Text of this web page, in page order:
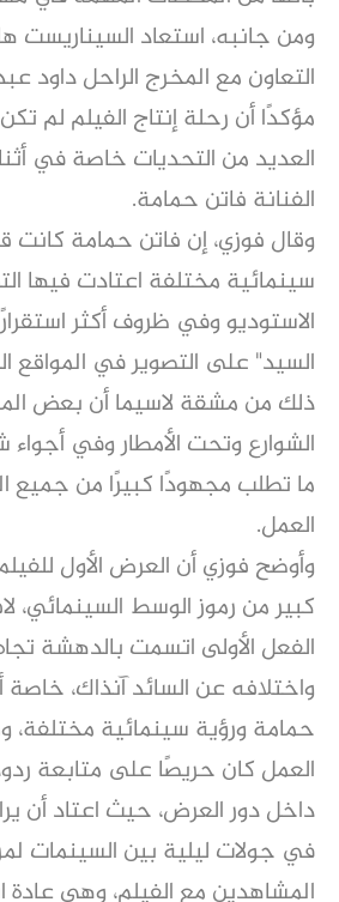
ومن جانبه، استعاد السيناريست
التعاون مع المخرج الراحل داود
مؤكدًا أن رحلة إنتاج الفيلم لم
العديد من التحديات خاصة في
الفنانة فاتن حمامة.
وقال فوزي، إن فاتن حمامة
سينمائية مختلفة اعتادت فيها
الاستوديو وفي ظروف أكثر
السيد" على التصوير في المواقع
ذلك من مشقة لاسيما أن بعض
الشوارع وتحت الأمطار وفي
ما تطلب مجهودًا كبيرًا من جميع
العمل.
وأوضح فوزي أن العرض الأول
كبير من رموز الوسط السينمائي،
الفعل الأولى اتسمت بالدهشة
واختلافه عن السائد آنذاك،
حمامة ورؤية سينمائية مختلفة،
العمل كان حريصًا على متابعة
داخل دور العرض، حيث اعتاد أن
في جولات ليلية بين السينمات
المشاهدين مع الفيلم، وهي